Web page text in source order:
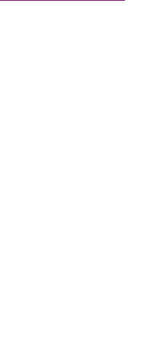
конвертировать макет